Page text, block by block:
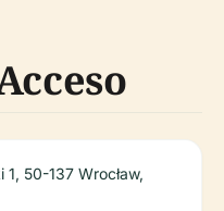
50-137 Wrocław,